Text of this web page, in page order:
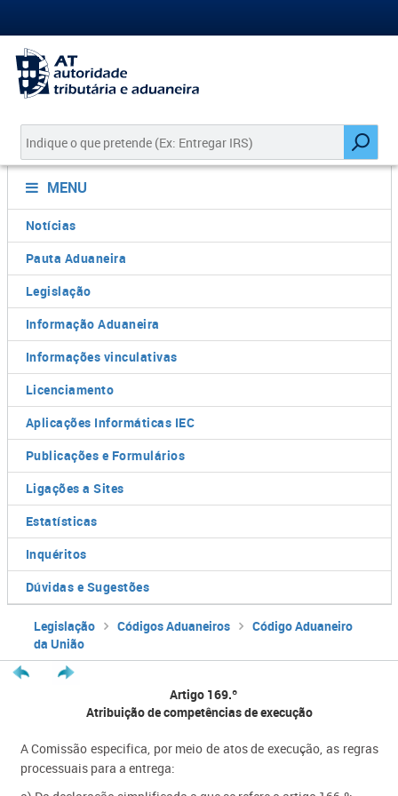
MENU
Notícias
Pauta Aduaneira
Legislação
Informação Aduaneira
Informações vinculativas
Licenciamento
Aplicações Informáticas IEC
Publicações e Formulários
Ligações a Sites
Estatísticas
Inquéritos
Dúvidas e Sugestões
Legislação Códigos Aduaneiros
Código Aduaneiro
da União
Artigo 169.º
Atribuição de competências de execução
A Comissão especifica, por meio de atos de execução, as regras
processuais para a entrega: